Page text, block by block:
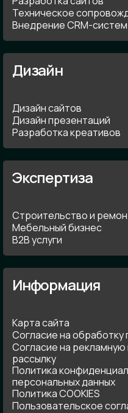
Техническое
Внедрение CRM-систем
Дизайн
Дизайн сайтов
Дизайн презентаций
Разработка креативов
Экспертиза
Строительство и
Мебельный бизнес
В2В услуги
Информация
Карта сайта
Согласие на обработку
Согласие на
рассылку
Политика
персональных данных
Политика COOKIES
Пользовательское